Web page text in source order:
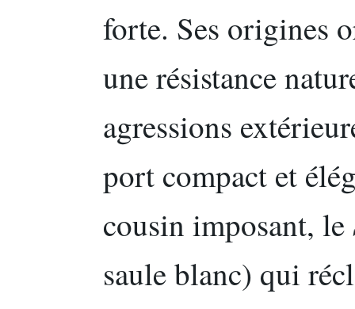
forte. Ses origines
une résistance
agressions
port compact et
cousin imposant, le
saule blanc) qui